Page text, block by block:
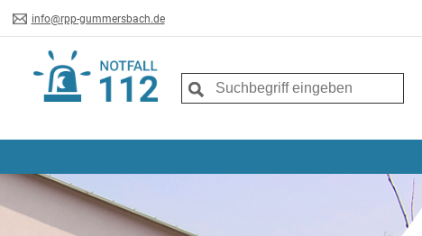
info@rpp-gummersbach.de